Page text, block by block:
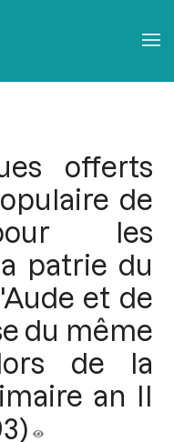
offerts
de
les
patrie du
et de
du même
de la
an II